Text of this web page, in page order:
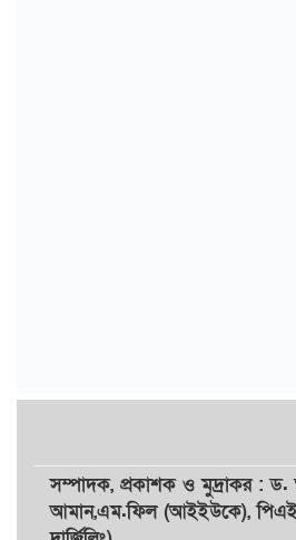
সম্পাদক, প্রকাশকওমুদ্রাকর: ড.
আমান,এম.ফিল (আইইউকে),